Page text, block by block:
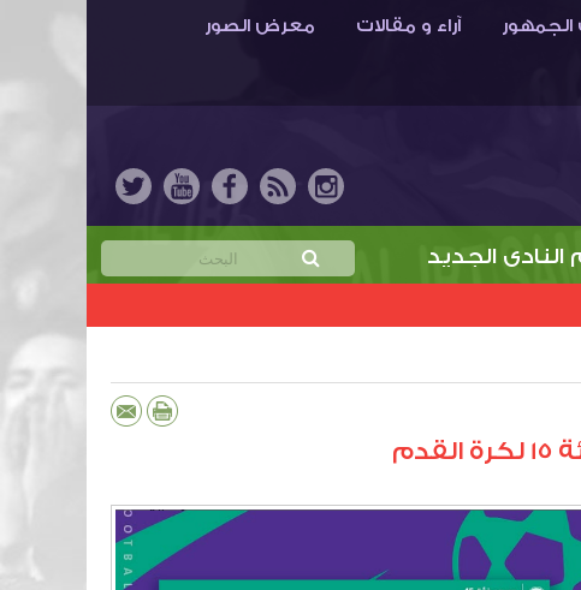
الجمهور آراء و مقالات معرض الصور
الجديد خمن نتيجة مباراة الابتسام والهدّاية